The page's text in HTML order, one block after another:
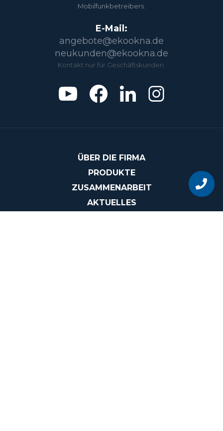
Mobilfunkbetreibers.
E-Mail:
angebote@ekookna.de
neukunden@ekookna.de
Kontakt nur für Geschäftskunden.
ÜBER DIE FIRMA
PRODUKTE
ZUSAMMENARBEIT
AKTUELLES
Möchten
unser
werden?